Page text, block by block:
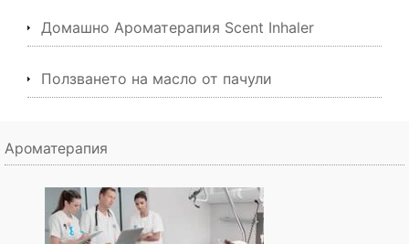
Домашно Ароматерапия Scent Inhaler
Ползването на масло от пачули
Ароматерапия